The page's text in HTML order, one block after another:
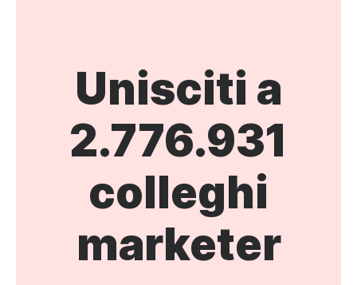
Unisciti a
2.776.931
colleghi
marketer